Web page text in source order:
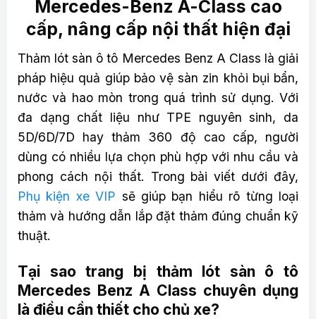
Mercedes-Benz A-Class cao
cấp, nâng cấp nội thất hiện đại
Thảm lót sàn ô tô Mercedes Benz A Class là giải
pháp hiệu quả giúp bảo vệ sàn zin khỏi bụi bẩn,
nước và hao mòn trong quá trình sử dụng. Với
đa dạng chất liệu như TPE nguyên sinh, da
5D/6D/7D hay thảm 360 độ cao cấp, người
dùng có nhiều lựa chọn phù hợp với nhu cầu và
phong cách nội thất. Trong bài viết dưới đây,
Phụ kiện xe VIP sẽ giúp bạn hiểu rõ từng loại
thảm và hướng dẫn lắp đặt thảm đúng chuẩn kỹ
thuật.
Tại sao trang bị thảm lót sàn ô tô
Mercedes Benz A Class chuyên dụng
là điều cần thiết cho chủ xe?